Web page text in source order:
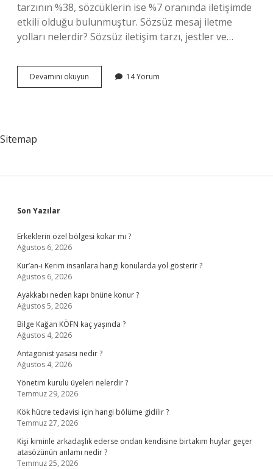
tarzının %38, sözcüklerin ise %7 oranında iletişimde
etkili olduğu bulunmuştur. Sözsüz mesaj iletme
yolları nelerdir? Sözsüz iletişim tarzı, jestler ve…
Devamını okuyun
Gösterge
14 Yorum
Sitemap
Sidebar
Son Yazılar
Erkeklerin özel bölgesi kokar mı ?
Ağustos 6, 2026
Kur’an-ı Kerim insanlara hangi konularda yol gösterir ?
Ağustos 6, 2026
Ayakkabı neden kapı önüne konur ?
Ağustos 5, 2026
Bilge Kağan KÖFN kaç yaşında ?
Ağustos 4, 2026
Antagonist yasası nedir ?
Ağustos 4, 2026
Yönetim kurulu üyeleri nelerdir ?
Temmuz 29, 2026
Kök hücre tedavisi için hangi bölüme gidilir ?
Temmuz 27, 2026
Kişi kiminle arkadaşlık ederse ondan kendisine birtakım huylar geçer
atasözünün anlamı nedir ?
Temmuz 25, 2026